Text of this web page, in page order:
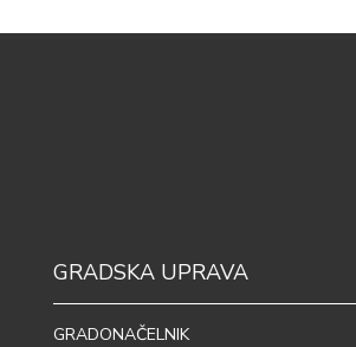
GRADSKA UPRAVA
GRADONAČELNIK